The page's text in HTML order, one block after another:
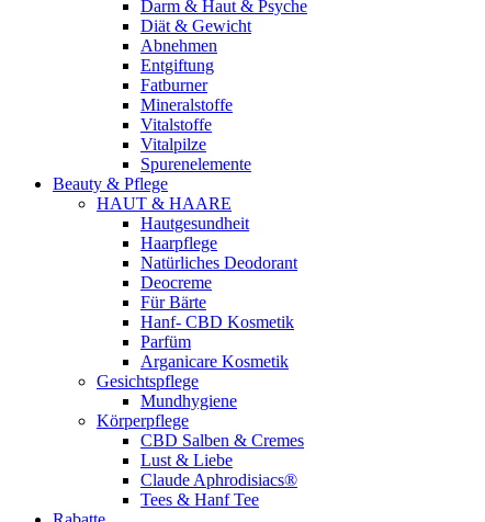
Darm & Haut & Psyche
Diät & Gewicht
Abnehmen
Entgiftung
Fatburner
Mineralstoffe
Vitalstoffe
Vitalpilze
Spurenelemente
Beauty & Pflege
HAUT & HAARE
Hautgesundheit
Haarpflege
Natürliches Deodorant
Deocreme
Für Bärte
Hanf- CBD Kosmetik
Parfüm
Arganicare Kosmetik
Gesichtspflege
Mundhygiene
Körperpflege
CBD Salben & Cremes
Lust & Liebe
Claude Aphrodisiacs®
Tees & Hanf Tee